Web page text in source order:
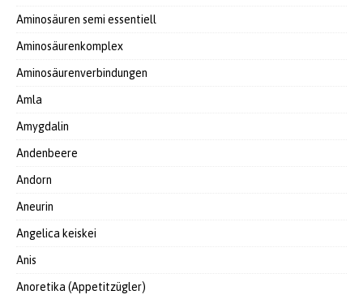
Aminosäuren semi essentiell
Aminosäurenkomplex
Aminosäurenverbindungen
Amla
Amygdalin
Andenbeere
Andorn
Aneurin
Angelica keiskei
Anis
Anoretika (Appetitzügler)